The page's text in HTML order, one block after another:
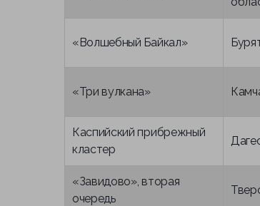
«Волшебный Байкал»
«Три вулкана»
Каспийский прибрежный
кластер
«Завидово», вторая
очередь